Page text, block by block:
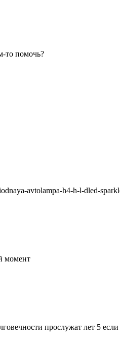
то помочь?
avtolampa-h4-h-l-dled-
момент
прослужат лет 5